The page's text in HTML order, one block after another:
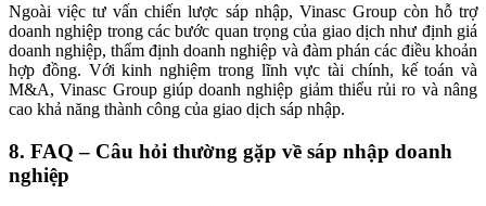
Ngoài việc tư vấn chiến lược sáp nhập, Vinasc Group còn hỗ trợ
doanh nghiệp trong các bước quan trọng của giao dịch như định giá
doanh nghiệp, thẩm định doanh nghiệp và đàm phán các điều khoản
hợp đồng. Với kinh nghiệm trong lĩnh vực tài chính, kế toán và
M&A, Vinasc Group giúp doanh nghiệp giảm thiểu rủi ro và nâng
cao khả năng thành công của giao dịch sáp nhập.
8. FAQ – Câu hỏi thường gặp về sáp nhập doanh
nghiệp